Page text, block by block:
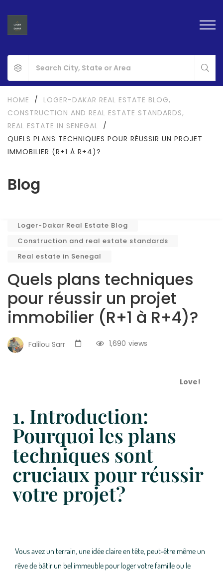
Blog
HOME / LOGER-DAKAR REAL ESTATE BLOG,
CONSTRUCTION AND REAL ESTATE STANDARDS,
REAL ESTATE IN SENEGAL /
QUELS PLANS TECHNIQUES POUR RÉUSSIR UN PROJET
IMMOBILIER (R+1 À R+4)?
Loger-Dakar Real Estate Blog
Construction and real estate standards
Real estate in Senegal
Quels plans techniques
pour réussir un projet
immobilier (R+1 à R+4)?
Falilou Sarr views
1,690
Love!
1. Introduction:
Pourquoi les plans
techniques sont
cruciaux pour réussir
votre projet?
Vous avez un terrain, une idée claire en tête, peut-être même un
rêve de bâtir un bel immeuble pour loger votre famille ou le